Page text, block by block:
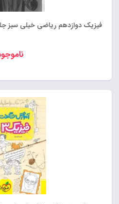
فیزیک دوازدهم ریاضی خیلی سبز